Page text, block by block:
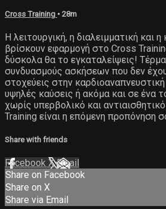
Cross Training • 28m
Η λειτουργική, η διαλειμματική και
βρίσκουν εφαρμογή στο Cross
δύσκολα θα το εγκαταλείψεις!
συνδυασμούς ασκήσεων που δεν
στοχεύεις στην
υψηλές καύσεις ή ακόμα και σε ένα
χωρίς υπερβολικό και
Training είναι η επόμενη προπόνηση
Share with friends
Facebook XEmail
Share on Facebook
Share on X
Share via Email